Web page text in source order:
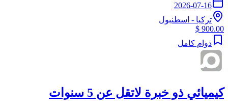
2026-07-16
تركيا - اسطنبول
900.00 $
دوام كامل
كيميائي ذو خبرة لاتقل عن 5 سنوات